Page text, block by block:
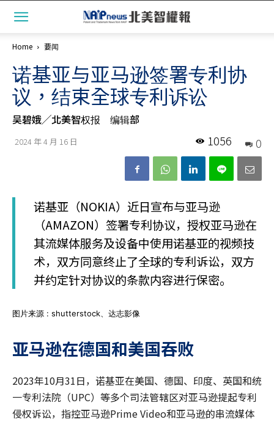
Home 要闻
诺基亚与亚马逊签署专利协
议，结束全球专利诉讼
吴碧娥╱北美智权报 编辑部
2024 年 4 月 16 日 0
1056
诺基亚（NOKIA）近日宣布与亚马逊
（AMAZON）签署专利协议，授权亚马逊在
其流媒体服务及设备中使用诺基亚的视频技
术，双方同意终止了全球的专利诉讼，双方
并约定针对协议的条款内容进行保密。
图片来源 : shutterstock、达志影像
亚马逊在德国和美国吞败
2023年10月31日，诺基亚在美国、德国、印度、英国和统
一专利法院（UPC）等多个司法管辖区对亚马逊提起专利
侵权诉讼，指控亚马逊Prime Video和亚马逊的串流媒体